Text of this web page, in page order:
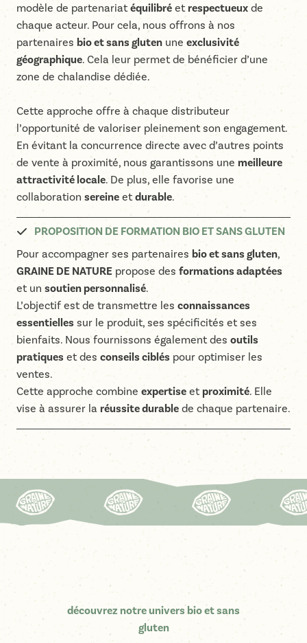
modèle de partenariatéquilibré et respectueux de
chaque acteur. Pour cela, nous offrons à nos
partenaires bio et sans gluten une exclusivité
géographique. Cela leur permet de bénéficier d’une
zone de chalandise dédiée.
Cette approche offre à chaque distributeur
l’opportunité de valoriser pleinement son engagement.
En évitant la concurrence directe avec d’autres points
de vente à proximité, nous garantissons une meilleure
attractivité locale. De plus, elle favorise une
collaboration sereine etdurable.
PROPOSITION DE FORMATION BIO ET SANS GLUTEN
Pour accompagner ses partenaires bio et sans gluten,
GRAINE DE NATURE propose des formations adaptées
et un soutien personnalisé.
L’objectif est de transmettre les connaissances
essentielles sur le produit, ses spécificités et ses
bienfaits. Nous fournissons également des outils
pratiques et des conseils ciblés pour optimiser les
ventes.
Cette approche combine expertise et proximité. Elle
vise à assurer la réussite durable de chaque partenaire.
découvrez notre univers bio et sans
gluten